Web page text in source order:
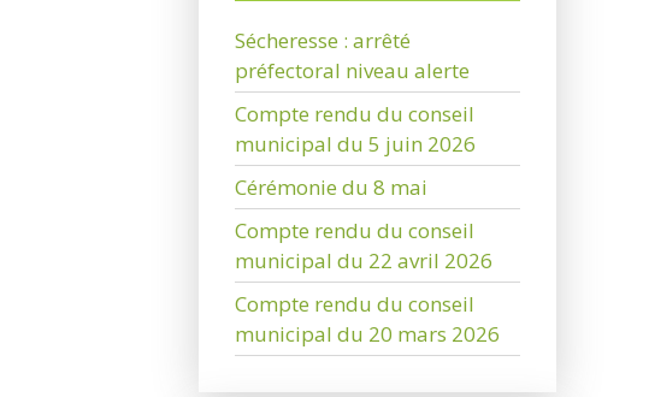
Sécheresse : arrêté
préfectoral niveau alerte
Compte rendu du conseil
municipal du 5 juin 2026
Cérémonie du 8 mai
Compte rendu du conseil
municipal du 22 avril 2026
Compte rendu du conseil
municipal du 20 mars 2026